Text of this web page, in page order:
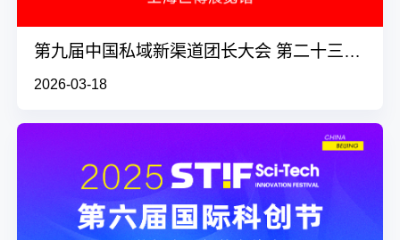
第九届中国私域新渠道团长大会 第二十三届上海国际新零售社区社群团购博览会
2026-03-18